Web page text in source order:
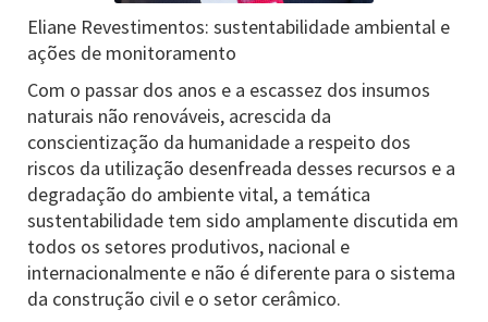
Eliane Revestimentos: sustentabilidade ambiental e
ações de monitoramento
Com o passar dos anos e a escassez dos insumos
naturais não renováveis, acrescida da
conscientização da humanidade a respeito dos
riscos da utilização desenfreada desses recursos e a
degradação do ambiente vital, a temática
sustentabilidade tem sido amplamente discutida em
todos os setores produtivos, nacional e
internacionalmente e não é diferente para o sistema
da construção civil e o setor cerâmico.